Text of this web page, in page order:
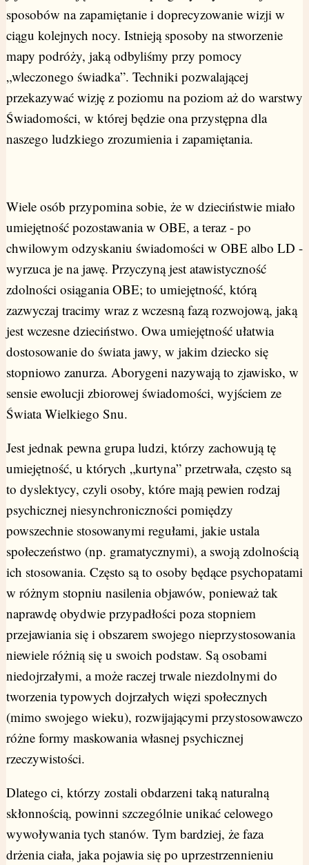
sposobów na zapamiętanie i doprecyzowanie wizji w
ciągu kolejnych nocy. Istnieją sposoby na stworzenie
mapy podróży, jaką odbyliśmy przy pomocy
„wleczonego świadka”. Techniki pozwalającej
przekazywać wizję z poziomu na poziom aż do warstwy
Świadomości, w której będzie ona przystępna dla
naszego ludzkiego zrozumienia i zapamiętania.
Wiele osób przypomina sobie, że w dzieciństwie miało
umiejętność pozostawania w OBE, a teraz - po
chwilowym odzyskaniu świadomości w OBE albo LD -
wyrzuca je na jawę. Przyczyną jest atawistyczność
zdolności osiągania OBE; to umiejętność, którą
zazwyczaj tracimy wraz z wczesną fazą rozwojową, jaką
jest wczesne dzieciństwo. Owa umiejętność ułatwia
dostosowanie do świata jawy, w jakim dziecko się
stopniowo zanurza. Aborygeni nazywają to zjawisko, w
sensie ewolucji zbiorowej świadomości, wyjściem ze
Świata Wielkiego Snu.
Jest jednak pewna grupa ludzi, którzy zachowują tę
umiejętność, u których „kurtyna” przetrwała, często są
to dyslektycy, czyli osoby, które mają pewien rodzaj
psychicznej niesynchroniczności pomiędzy
powszechnie stosowanymi regułami, jakie ustala
społeczeństwo (np. gramatycznymi), a swoją zdolnością
ich stosowania. Często są to osoby będące psychopatami
w różnym stopniu nasilenia objawów, ponieważ tak
naprawdę obydwie przypadłości poza stopniem
przejawiania się i obszarem swojego nieprzystosowania
niewiele różnią się u swoich podstaw. Są osobami
niedojrzałymi, a może raczej trwale niezdolnymi do
tworzenia typowych dojrzałych więzi społecznych
(mimo swojego wieku), rozwijającymi przystosowawczo
różne formy maskowania własnej psychicznej
rzeczywistości.
Dlatego ci, którzy zostali obdarzeni taką naturalną
skłonnością, powinni szczególnie unikać celowego
wywoływania tych stanów. Tym bardziej, że faza
drżenia ciała, jaka pojawia się po uprzestrzennieniu